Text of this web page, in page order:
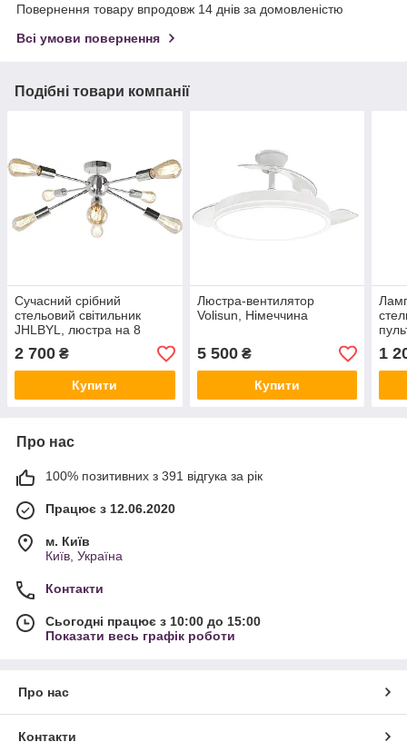
Повернення товару впродовж 14 днів за домовленістю
Всі умови повернення
Подібні товари компанії
Сучасний срібний
стельовий світильник
JHLBYL, люстра на 8
ламп із цоколем E27,
Amazon, Німеччина
2 700 ₴
Купити
Люстра-вентилятор
Volisun, Німеччина
5 500₴
Купити
1
Про нас
100% позитивних з 391 відгука за рік
Працює з 12.06.2020
м. Київ
Київ, Україна
Контакти
Сьогодні працює з 10:00 до 15:00
Показати весь графік роботи
Про нас
Контакти